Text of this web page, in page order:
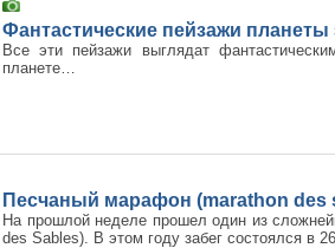
Фантастические пейзажи планеты
Все эти пейзажи выглядат
планете…
Песчаный марафон (marathon des
На прошлой неделе прошел один из
des Sables). В этом году забег состоялся в